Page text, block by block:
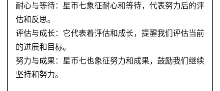
耐心与等待：星币七象征耐心和等待，代表努力后的评
估和反思。
评估与成长：它代表着评估和成长，提醒我们评估当前
的进展和目标。
努力与成果：星币七也象征努力和成果，鼓励我们继续
坚持和努力。